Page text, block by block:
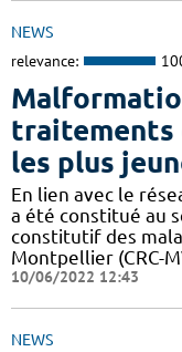
NEWS
relevance:
traitements
les plus
En lien avec le
a été constitué au
constitutif des
Montpellier (CRC-
10/06/2022 12:43
NEWS